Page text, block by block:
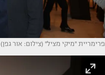
פרימריית ''מיקי מציל'' (צילום: אור גפן)